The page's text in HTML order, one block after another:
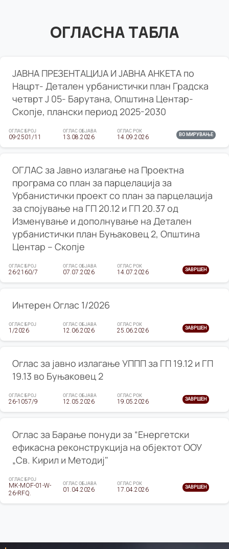
ОГЛАСНА ТАБЛА
ЈАВНА ПРЕЗЕНТАЦИЈА И ЈАВНА АНКЕТА по
Нацрт- Детален урбанистички план Градска
четврт Ј 05- Барутана, Општина Центар-
Скопје, плански период 2025-2030
ОГЛАС БРОЈ
09-2501/11
ОГЛАС ОБЈАВА
13.08.2026
ОГЛАС РОК
14.09.2026 ВО МИРУВАЊЕ
ОГЛАС за Јавно излагање на Проектна
програма со план за парцелација за
Урбанистички проект со план за парцелација
за спојување на ГП 20.12 и ГП 20.37 од
Изменување и дополнување на Детален
урбанистички план Буњаковец 2, Општина
Центар – Скопје
ОГЛАС БРОЈ
26-2160/7
ОГЛАС ОБЈАВА
07.07.2026
ОГЛАС РОК
14.07.2026 ЗАВРШЕН
Интерен Оглас 1/2026
ОГЛАС БРОЈ
1/2026
ОГЛАС ОБЈАВА
12.06.2026
ОГЛАС РОК
25.06.2026 ЗАВРШЕН
Оглас за јавно излагање УППП за ГП 19.12 и ГП
19.13 во Буњаковец 2
ОГЛАС БРОЈ
26-1057/9
ОГЛАС ОБЈАВА
12.05.2026
ОГЛАС РОК
19.05.2026 ЗАВРШЕН
Оглас за Барање понуди за “Енергетски
ефикасна реконструкција на објектот ООУ
„Св. Кирил и Методиј"
ОГЛАС БРОЈ
MK-MOF-01-W-
26-RFQ.
ОГЛАС ОБЈАВА
01.04.2026
ОГЛАС РОК
17.04.2026 ЗАВРШЕН